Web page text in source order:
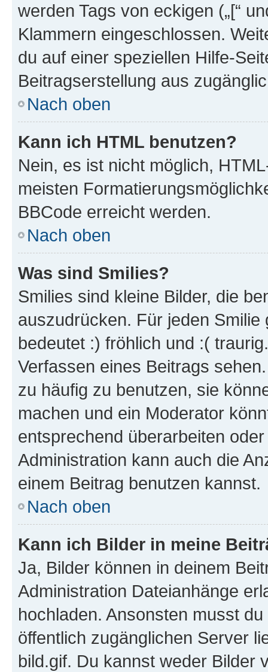
werden Tags von eckigen („[“
Klammern eingeschlossen.
du auf einer speziellen Hilfe-
Beitragserstellung aus
Nach oben
Kann ich HTML benutzen?
Nein, es ist nicht möglich,
meisten
BBCode erreicht werden.
Nach oben
Was sind Smilies?
Smilies sind kleine Bilder, die
auszudrücken. Für jeden
bedeutet :) fröhlich und :(
Verfassen eines Beitrags
zu häufig zu benutzen, sie
machen und ein Moderator
entsprechend überarbeiten
Administration kann auch die
einem Beitrag benutzen kannst.
Nach oben
Kann ich Bilder in meine
Ja, Bilder können in deinem
Administration Dateianhänge
hochladen. Ansonsten musst
öffentlich zugänglichen Server
bild.gif. Du kannst weder Bilder